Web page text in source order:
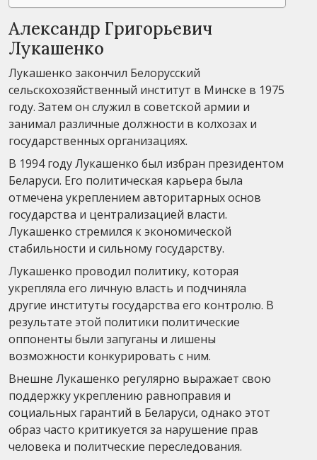
Александр Григорьевич
Лукашенко
Лукашенко закончил Белорусский
сельскохозяйственный институт в Минске в 1975
году. Затем он служил в советской армии и
занимал различные должности в колхозах и
государственных организациях.
В 1994 году Лукашенко был избран президентом
Беларуси. Его политическая карьера была
отмечена укреплением авторитарных основ
государства и централизацией власти.
Лукашенко стремился к экономической
стабильности и сильному государству.
Лукашенко проводил политику, которая
укрепляла его личную власть и подчиняла
другие институты государства его контролю. В
результате этой политики политические
оппоненты были запуганы и лишены
возможности конкурировать с ним.
Внешне Лукашенко регулярно выражает свою
поддержку укреплению равноправия и
социальных гарантий в Беларуси, однако этот
образ часто критикуется за нарушение прав
человека и политческие переследования.